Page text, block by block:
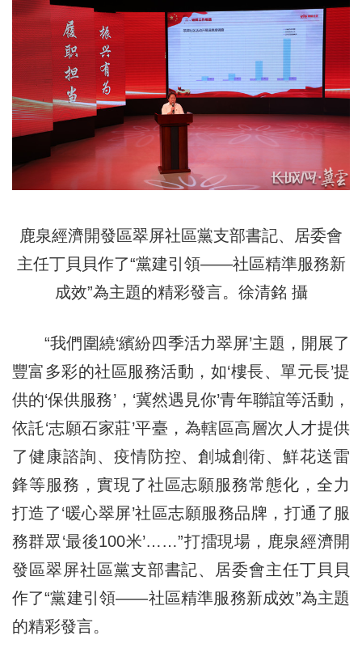
鹿泉經濟開發區翠屏社區黨支部書記、居委會
主任丁貝貝作了“黨建引領——社區精準服務新
成效”為主題的精彩發言。徐清銘 攝
“我們圍繞‘繽紛四季活力翠屏’主題，開展了
豐富多彩的社區服務活動，如‘樓長、單元長’提
供的‘保供服務’，‘冀然遇見你’青年聯誼等活動，
依託‘志願石家莊’平臺，為轄區高層次人才提供
了健康諮詢、疫情防控、創城創衛、鮮花送雷
鋒等服務，實現了社區志願服務常態化，全力
打造了‘暖心翠屏’社區志願服務品牌，打通了服
務群眾‘最後100米’……”打擂現場，鹿泉經濟開
發區翠屏社區黨支部書記、居委會主任丁貝貝
作了“黨建引領——社區精準服務新成效”為主題
的精彩發言。